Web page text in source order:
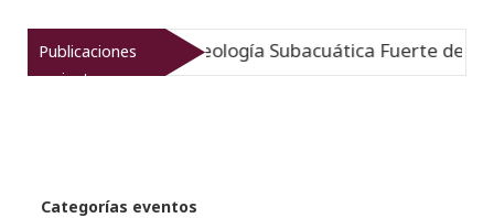
Publicaciones
recientes
Museo de Arqueología Subacuática Fuerte de San
Categorías eventos